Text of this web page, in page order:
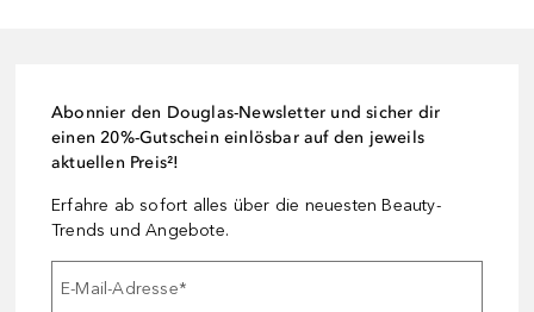
Abonnier den Douglas-Newsletter und sicher dir
einen 20%-Gutschein einlösbar auf den jeweils
aktuellen Preis²!
Erfahre ab sofort alles über die neuesten Beauty-
Trends und Angebote.
E-Mail-Adresse*